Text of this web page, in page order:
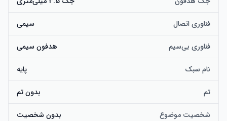
فناوری اتصال سیمی
فناوری بی‌سیم هدفون سیمی
نام سبک پایه
تم بدون تم
شخصیت موضوع بدون شخصیت